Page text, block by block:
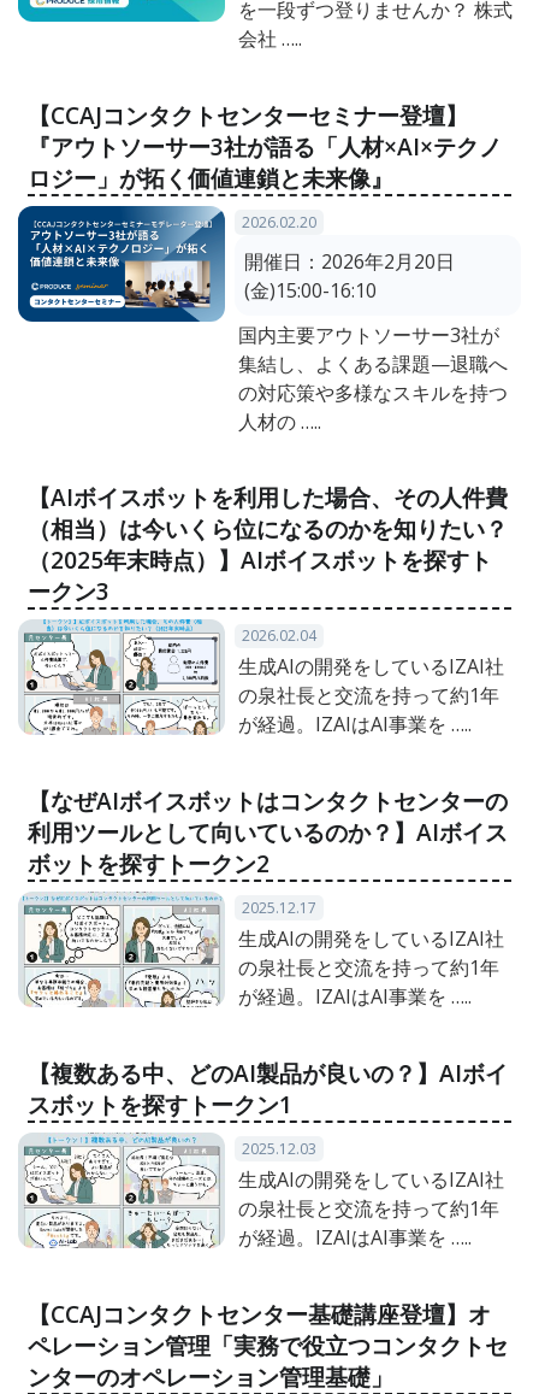
を一段ずつ登りませんか？ 株式
会社 …..
【CCAJコンタクトセンターセミナー登壇】
『アウトソーサー3社が語る「人材×AI×テクノ
ロジー」が拓く価値連鎖と未来像』
2026.02.20
開催日： 2026年2月20日
(金)15:00-16:10
国内主要アウトソーサー3社が
集結し、よくある課題—退職へ
の対応策や多様なスキルを持つ
人材の …..
【AIボイスボットを利用した場合、その人件費
（相当）は今いくら位になるのかを知りたい？
（2025年末時点）】AIボイスボットを探すト
ークン3
2026.02.04
生成AIの開発をしているIZAI社
の泉社長と交流を持って約1年
が経過。IZAIはAI事業を …..
【なぜAIボイスボットはコンタクトセンターの
利用ツールとして向いているのか？】AIボイス
ボットを探すトークン2
2025.12.17
生成AIの開発をしているIZAI社
の泉社長と交流を持って約1年
が経過。IZAIはAI事業を …..
【複数ある中、どのAI製品が良いの？】AIボイ
スボットを探すトークン1
2025.12.03
生成AIの開発をしているIZAI社
の泉社長と交流を持って約1年
が経過。IZAIはAI事業を …..
【CCAJコンタクトセンター基礎講座登壇】オ
ペレーション管理「実務で役立つコンタクトセ
ンターのオペレーション管理基礎」